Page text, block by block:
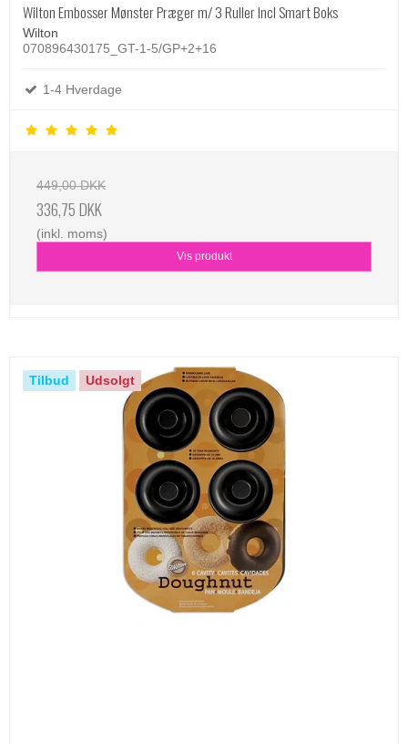
Wilton Embosser Mønster Præger m/ 3 Ruller Incl Smart Boks
Wilton
070896430175_GT-1-5/GP+2+16
1-4 Hverdage
449,00 DKK
336,75 DKK
(inkl. moms)
Vis produkt
Tilbud Udsolgt